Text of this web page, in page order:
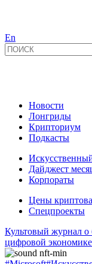
En
Новости
Лонгриды
Крипториум
Подкасты
Дайджест
Корпораты
Цены
Спецпроекты
Культовый журнал о
цифровой